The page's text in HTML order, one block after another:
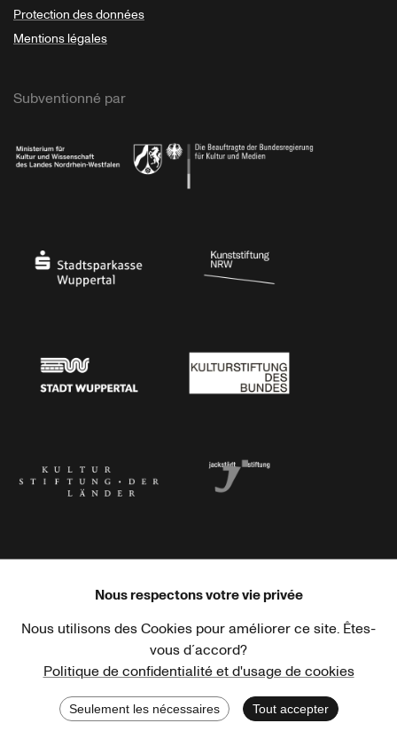
Protection des données
Mentions légales
Subventionné par
Haus der Kulturen der Welt Goethe-Institut
Nous respectons votre vie privée
Nous utilisons des Cookies pour améliorer ce site. Êtes-
vous d´accord?
Politique de confidentialité et d'usage de cookies
Seulement les nécessaires Tout accepter